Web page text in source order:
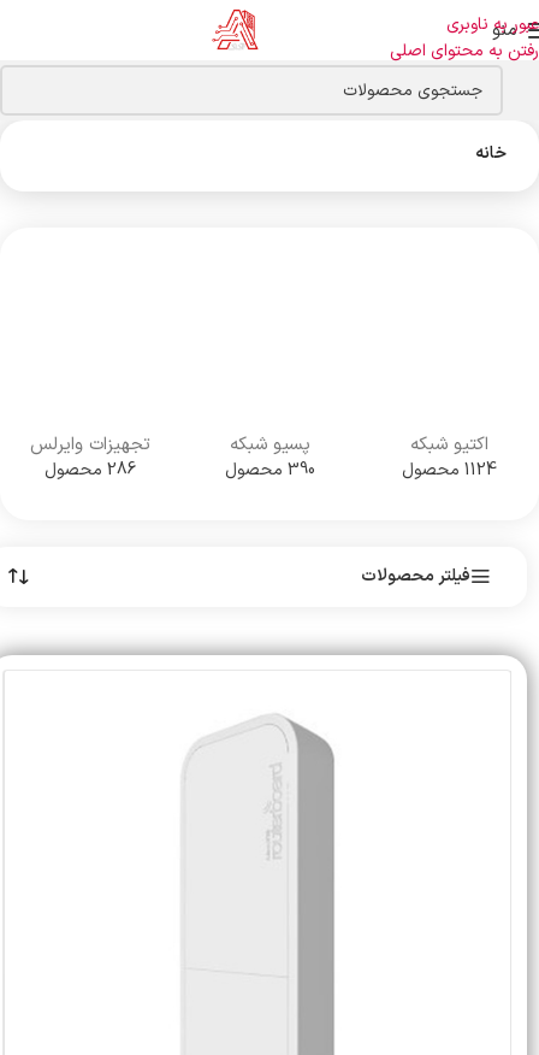
عبور به ناوبری
رفتن به محتوای اصلی
منو
خانه
اکتیو شبکه
1124 محصول
پسیو شبکه
390 محصول
تجهیزات وایرلس
286 محصول
فیلتر محصولات